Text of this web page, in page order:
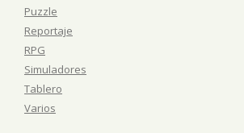
Puzzle
Reportaje
RPG
Simuladores
Tablero
Varios